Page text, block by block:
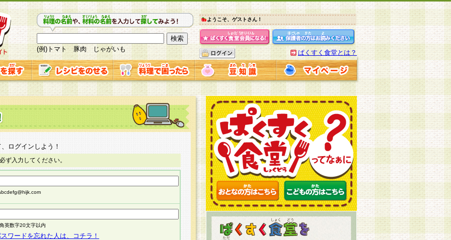
(例)トマト 豚肉 じゃがいも
ようこそ、ゲストさん！
ぱくすく食堂とは？
ログインしよう！
ず入力してください。
英数字20文字以内
ワードを忘れた人は、コチラ！